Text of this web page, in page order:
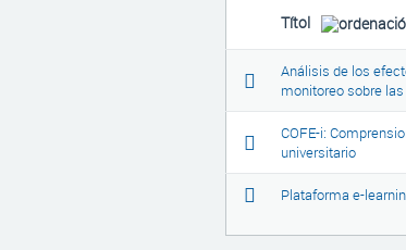
Títol
Análisis de los
monitoreo sobre
COFE-i:
universitario
Plataforma e-